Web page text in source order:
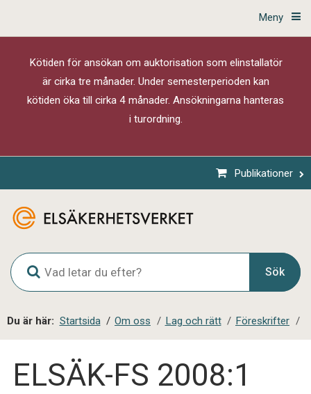
Meny
Kötiden för ansökan om auktorisation som elinstallatör
är cirka tre månader. Under semesterperioden kan
kötiden öka till cirka 4 månader. Ansökningarna hanteras
i turordning.
Publikationer
G
l
o
a
l
Sök
Du är här: Startsida / Om oss / Lag och rätt / Föreskrifter /
ELSÄK-FS 2008:1